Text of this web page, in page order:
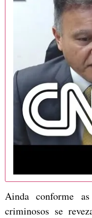
Ainda conforme
criminosos se